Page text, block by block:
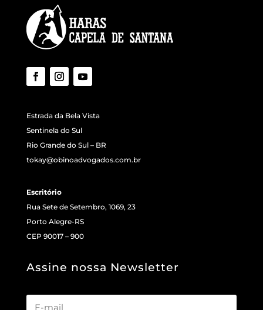
Estrada da Bela Vista
Sentinela do Sul
Rio Grande do Sul – BR
tokay@obinoadvogados.com.br
Escritório
Rua Sete de Setembro, 1069, 23
Porto Alegre-RS
CEP 90017 – 900
Assine nossa Newsletter